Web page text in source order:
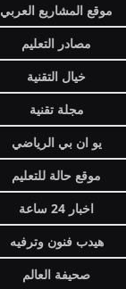
موقع المشاريع العربي
مصادر التعليم
خيال التقنية
مجلة تقنية
يو ان بي الرياضي
موقع حالة للتعليم
اخبار 24 ساعة
هيدب فنون وترفيه
صحيفة العالم